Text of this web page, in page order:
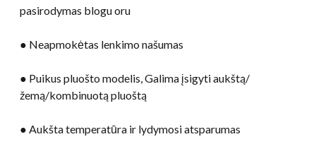
pasirodymas blogu oru
● Neapmokėtas lenkimo našumas
● Puikus pluošto modelis, Galima įsigyti aukštą/
žemą/kombinuotą pluoštą
● Aukšta temperatūra ir lydymosi atsparumas